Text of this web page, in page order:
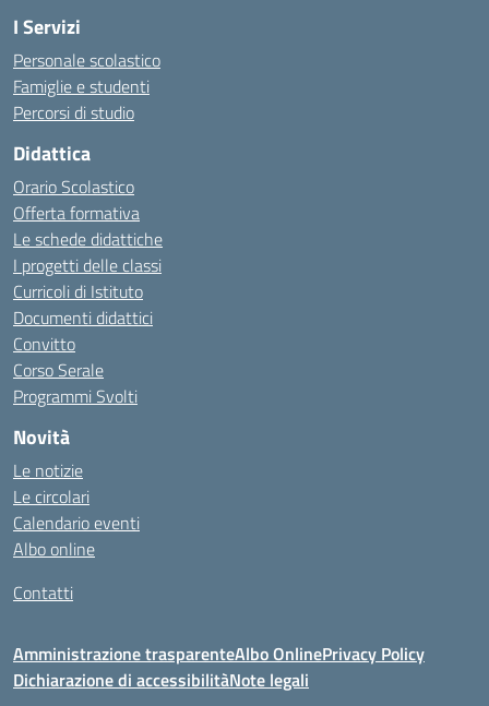
I Servizi
Personale scolastico
Famiglie e studenti
Percorsi di studio
Didattica
Orario Scolastico
Offerta formativa
Le schede didattiche
I progetti delle classi
Curricoli di Istituto
Documenti didattici
Convitto
Corso Serale
Programmi Svolti
Novità
Le notizie
Le circolari
Calendario eventi
Albo online
Contatti
Amministrazione trasparenteAlbo OnlinePrivacy Policy
Dichiarazione di accessibilitàNote legali